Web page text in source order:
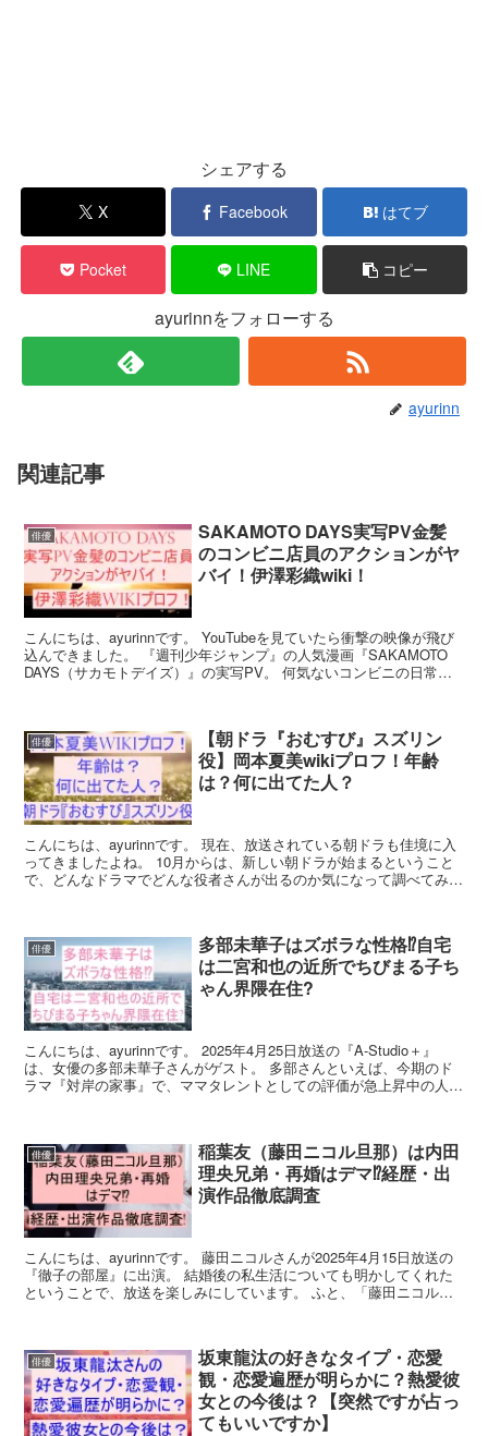
シェアする
X Facebook はてブ
Pocket LINE コピー
ayurinnをフォローする
ayurinn
関連記事
俳優
SAKAMOTO DAYS実写PV金髪
のコンビニ店員のアクションがヤ
バイ！伊澤彩織wiki！
こんにちは、ayurinnです。 YouTubeを見ていたら衝撃の映像が飛び
込んできました。 『週刊少年ジャンプ』の人気漫画『SAKAMOTO
DAYS（サカモトデイズ）』の実写PV。 何気ないコンビニの日常の
俳優
【朝ドラ『おむすび』スズリン
役】岡本夏美wikiプロフ！年齢
は？何に出てた人？
こんにちは、ayurinnです。 現在、放送されている朝ドラも佳境に入
ってきましたよね。 10月からは、新しい朝ドラが始まるということ
で、どんなドラマでどんな役者さんが出るのか気になって調べてみる
俳優
多部未華子はズボラな性格⁉自宅
は二宮和也の近所でちびまる子ち
ゃん界隈在住?
こんにちは、ayurinnです。 2025年4月25日放送の『A-Studio＋』
は、女優の多部未華子さんがゲスト。 多部さんといえば、今期のド
ラマ『対岸の家事』で、ママタレントとしての評価が急上昇中の人気
俳優
稲葉友（藤田ニコル旦那）は内田
理央兄弟・再婚はデマ⁉経歴・出
演作品徹底調査
こんにちは、ayurinnです。 藤田ニコルさんが2025年4月15日放送の
『徹子の部屋』に出演。 結婚後の私生活についても明かしてくれた
ということで、放送を楽しみにしています。 ふと、「藤田ニコルさ
俳優
坂東龍汰の好きなタイプ・恋愛
観・恋愛遍歴が明らかに？熱愛彼
女との今後は？【突然ですが占っ
てもいいですか】